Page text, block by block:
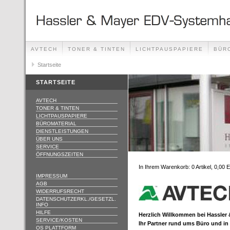
AVTECH TONER & TINTEN LICHTPAUSPAPIERE
ÖFFNUNGSZEITEN
Startseite
STARTSEITE
AVTECH
TONER & TINTEN
LICHTPAUSPAPIERE
BÜROMATERIAL
DIENSTLEISTUNGEN
ÜBER UNS
SERVICE
ÖFFNUNGSZEITEN
IMPRESSUM
AGB
WIDERRUFSRECHT
DATENSCHUTZERKL./GESETZL.
INFO
HILFE
SERVICE/KOSTEN
OS PLATTFORM
In Ihrem Warenkorb: 0Artikel, 0,00
Herzlich Willkommen bei Hassler
Ihr Partner rund ums Büro und in